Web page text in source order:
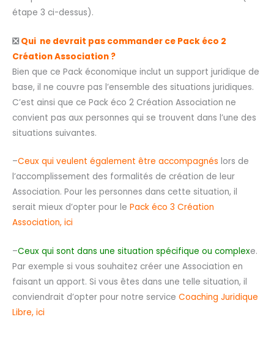
étape 3 ci-dessus).
❎Qui ne devrait pas commander ce Pack éco 2
Création Association ?
Bien que ce Pack économique inclut un support juridique de
base, il ne couvre pas l’ensemble des situations juridiques.
C’est ainsi que ce Pack éco 2 Création Association ne
convient pas aux personnes qui se trouvent dans l’une des
situations suivantes.
–Ceux qui veulent également être accompagnés lors de
l’accomplissement des formalités de création de leur
Association. Pour les personnes dans cette situation, il
serait mieux d’opter pour le Pack éco 3 Création
Association, ici
–Ceux qui sont dans une situation spécifique ou complexe.
Par exemple si vous souhaitez créer une Association en
faisant un apport. Si vous êtes dans une telle situation, il
conviendrait d’opter pour notre service Coaching Juridique
Libre, ici